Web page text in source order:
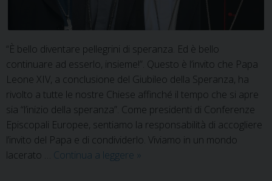
“È bello diventare pellegrini di speranza. Ed è bello
continuare ad esserlo, insieme!”. Questo è l’invito che Papa
Leone XIV, a conclusione del Giubileo della Speranza, ha
rivolto a tutte le nostre Chiese affinché il tempo che si apre
sia “l’inizio della speranza”. Come presidenti di Conferenze
Episcopali Europee, sentiamo la responsabilità di accogliere
l’invito del Papa e di condividerlo. Viviamo in un mondo
lacerato … Continua a leggere Appello:
»